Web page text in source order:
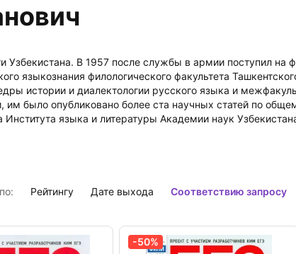
Узбекистана. В 1957 после службы в армии поступил на
языкознания филологического факультета
истории и диалектологии русского языка и
им было опубликовано более ста научных статей по
языка и литературы Академии наук
власти Узбекистана - республиканский Олий
и развитие русской культуры и традиций и русского
на русском и других языках, монографии,
одним из инициаторов и учредителем которого
рейтингу дате выхода соответствию запросу
-50%